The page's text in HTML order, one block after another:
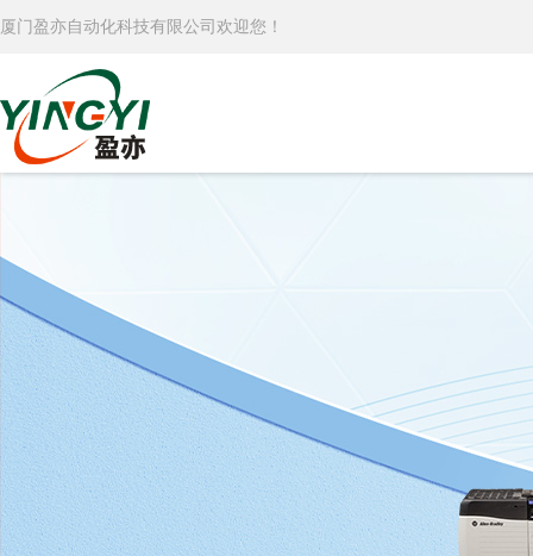
厦门盈亦自动化科技有限公司欢迎您！